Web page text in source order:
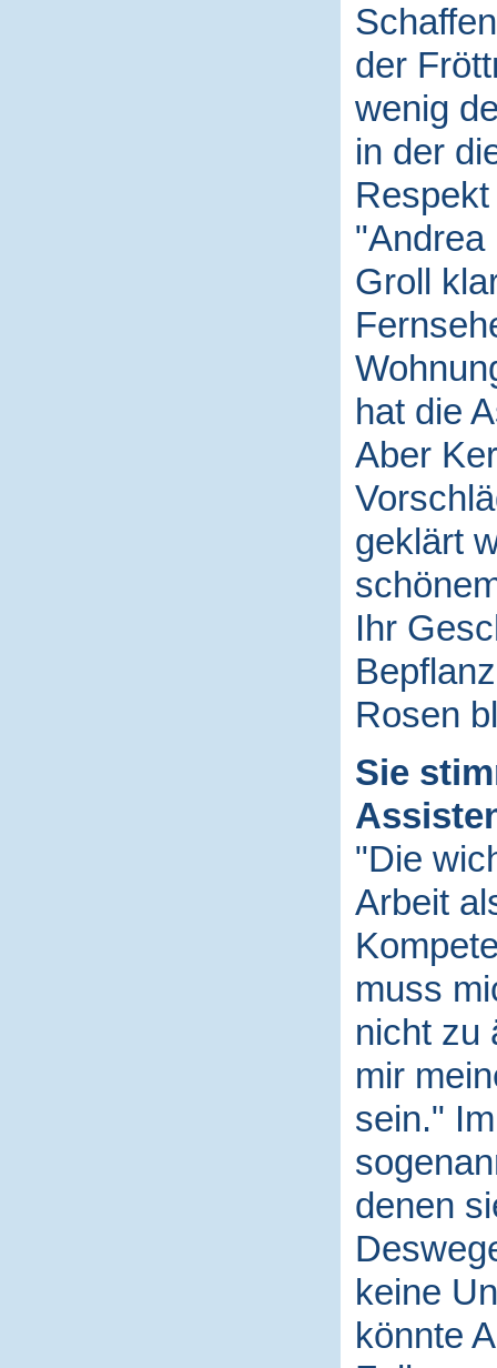
der
wenig
in der
"Andrea
Groll
hat die
Aber
geklärt
Ihr
Rosen
Sie
"Die
Arbeit
muss
nicht zu
mir
sein."
denen
keine
könnte